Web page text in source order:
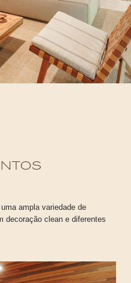
ampla variedade de
decoração clean e diferentes